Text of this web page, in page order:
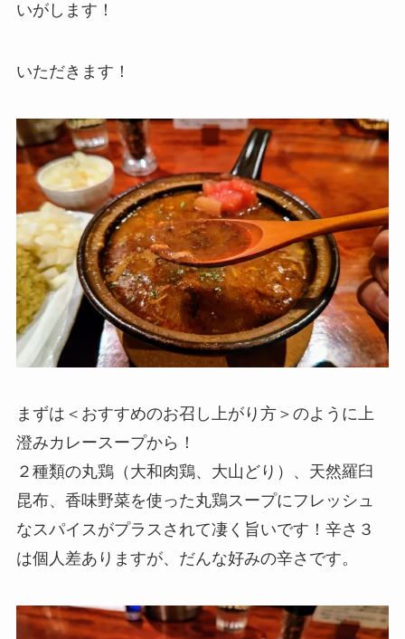
いがします！
いただきます！
まずは＜おすすめのお召し上がり方＞のように上
澄みカレースープから！
２種類の丸鶏（大和肉鶏、大山どり）、天然羅臼
昆布、香味野菜を使った丸鶏スープにフレッシュ
なスパイスがプラスされて凄く旨いです！辛さ３
は個人差ありますが、だんな好みの辛さです。